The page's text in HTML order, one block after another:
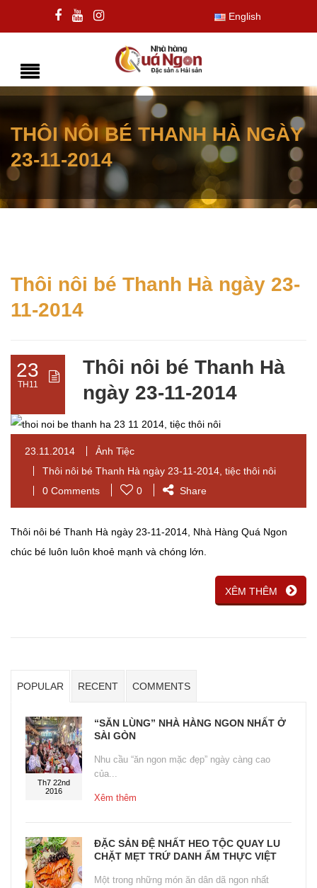
English
THÔI NÔI BÉ THANH HÀ NGÀY
23-11-2014
Thôi nôi bé Thanh Hà ngày 23-
11-2014
23
TH11
Thôi nôi bé Thanh Hà
ngày 23-11-2014
23.11.2014
Ảnh Tiệc
Thôi nôi bé Thanh Hà ngày 23-11-2014 tiệc thôi nôi
0 Comments
0 Share
Thôi nôi bé Thanh Hà ngày 23-11-2014, Nhà Hàng Quá Ngon
chúc bé luôn luôn khoẻ mạnh và chóng lớn.
XÊM THÊM
POPULAR RECENT COMMENTS
Th7 22nd
2016
“SĂN LÙNG” NHÀ HÀNG NGON NHẤT Ở
SÀI GÒN
Nhu cầu “ăn ngon mặc đẹp” ngày càng cao
của...
Xêm thêm
ĐẶC SẢN ĐỆ NHẤT HEO TỘC QUAY LU
CHẶT MẸT TRỨ DANH ẨM THỰC VIỆT
Một trong những món ăn dân dã ngon nhất